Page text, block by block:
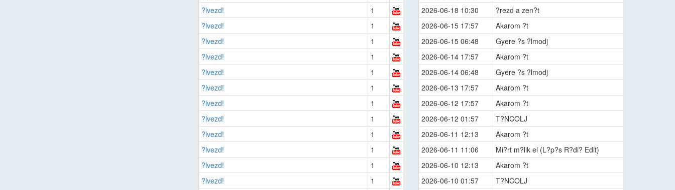
?lvezd!
1
?lvezd!
1
?lvezd!
1
?lvezd!
1
?lvezd!
1
?lvezd!
1
?lvezd!
1
?lvezd!
1
?lvezd!
1
?lvezd!
1
?lvezd!
1
?lvezd!
1
2026-06-18 10:30
?rezd a zen?t
2026-06-15 17:57
Akarom ?t
2026-06-15 06:48
Gyere ?s ?lmodj
2026-06-14 17:57
Akarom ?t
2026-06-14 06:48
Gyere ?s ?lmodj
2026-06-13 17:57
Akarom ?t
2026-06-12 17:57
Akarom ?t
2026-06-12 01:57
T?NCOLJ
2026-06-11 12:13
Akarom ?t
2026-06-11 11:06
Mi?rt m?lik el (L?p?s R?di? Edit)
2026-06-10 12:13
Akarom ?t
2026-06-10 01:57
T?NCOLJ